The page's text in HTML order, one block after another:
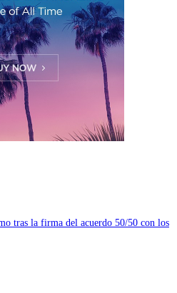
tras la firma del acuerdo 50/50 con los